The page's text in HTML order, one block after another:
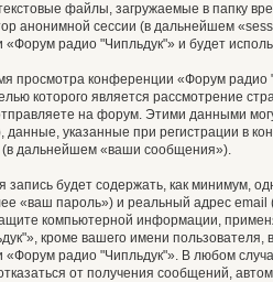
файлы, загружаемые в папку
анонимной сессии (в дальнейшем
«Форум радио "Чипльдук"» и будет
просмотра конференции «Форум
которого является рассмотрение
на форум. Этими данными
данные, указанные при регистрации в
(в дальнейшем «ваши сообщения»).
запись будет содержать, как минимум,
«ваш пароль») и реальный адрес
компьютерной информации,
кроме вашего имени
радио "Чипльдук"». В любом
от получения сообщений,